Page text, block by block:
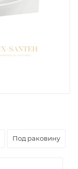
Под раковину